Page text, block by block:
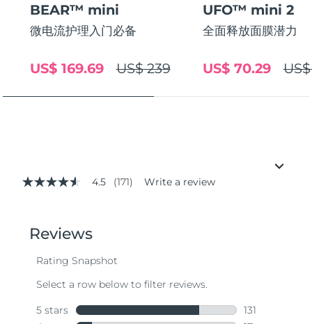
BEAR™ mini
微电流护理入门必备
US$ 239
US$ 169.69
UFO™ mini 2
全面释放面膜潜力
US$ 70.29
4.5
stars,
average
value.
171
Same
page
4.5 (171) Write a review